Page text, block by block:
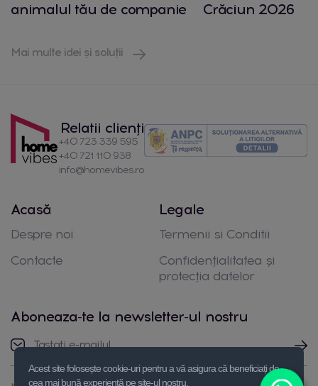
animalul tău de companie
Crăciun 2026
Mai multe idei și soluții
Relatii clienți
+40 723 339 595
+40 721 110 938
info@homevibes.ro
Acasă
Despre noi
Contacte
Legale
Termenii si Conditii
Confidențialitatea și
protecția datelor
Aboneaza-te la newsletter-ul nostru
Acest site folosește cookie-uri pentru a vă asigura că beneficiați de
cea mai bună experiență pe site-ul nostru.